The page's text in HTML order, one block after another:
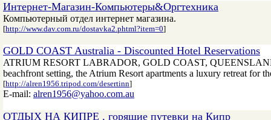
Интернет-Магазин-Компьютеры&Оргтехника
Компьютерный отдел интернет магазина.
[http://www.dav.com.ru/dostavka2.phtml?item=0]
GOLD COAST Australia - Discounted Hotel Reservations
ATRIUM RESORT LABRADOR, GOLD COAST,
beachfront setting, the Atrium Resort apartments a luxury retreat for
[http://alren1956.tripod.com/desertinn]
E-mail: alren1956@yahoo.com.au
ОТДЫХ НА КИПРЕ , горящие путевки на Кипр